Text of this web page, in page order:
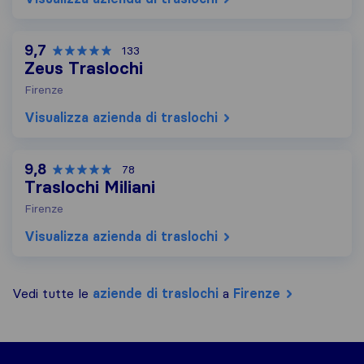
9,7 133
Zeus Traslochi
Firenze
Visualizza azienda di traslochi
9,8 78
Traslochi Miliani
Firenze
Visualizza azienda di traslochi
Vedi tutte le aziende di traslochi a Firenze